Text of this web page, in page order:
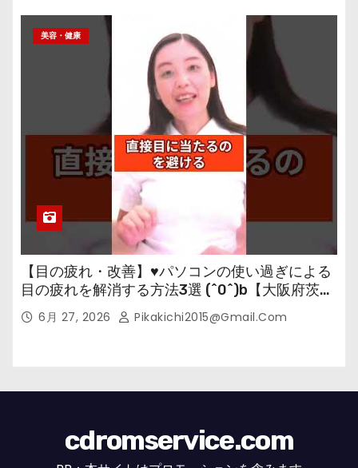
美容・健康
【目の疲れ・改善】♥パソコンの使い過ぎによる
目の疲れを解消する方法3選 (^0^)b【大阪府茨木
市の女性・美容鍼灸・整体師が教えます。】
6月 27, 2026 Pikakichi2015@gmail.com
cdromservice.com